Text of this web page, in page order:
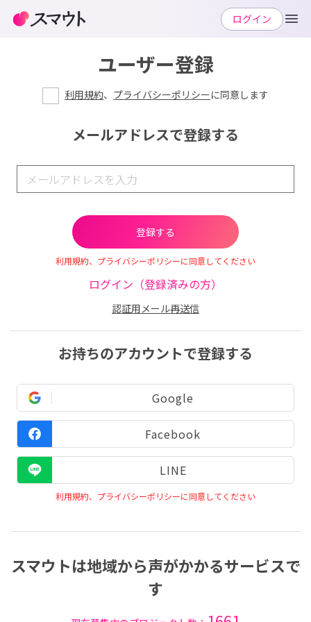
ユーザー登録
利用規約、 プライバシーポリシーに同意します
メールアドレスで登録する
利用規約、プライバシーポリシーに同意してください
ログイン（登録済みの方）
認証用メール再送信
お持ちのアカウントで登録する
Google
Facebook
LINE
利用規約、プライバシーポリシーに同意してください
スマウトは地域から声がかかるサービスで
す
ログイン